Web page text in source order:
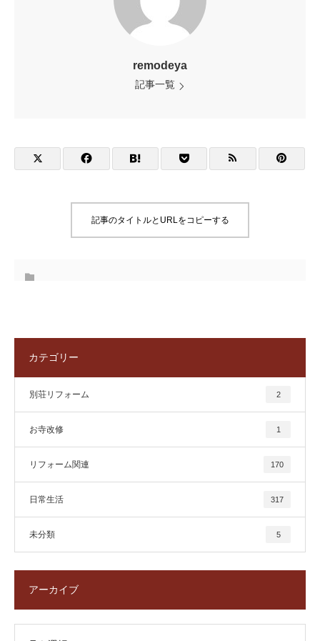
remodeya
記事一覧
記事のタイトルとURLをコピーする
カテゴリー
別荘リフォーム 2
お寺改修 1
リフォーム関連 170
日常生活 317
未分類 5
アーカイブ